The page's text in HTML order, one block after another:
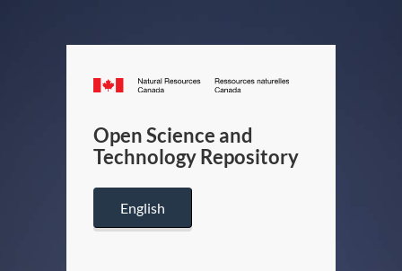
Canada.ca
/
Canada
Open Science and
Technology Repository
English